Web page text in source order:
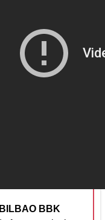
BILBAO BBK